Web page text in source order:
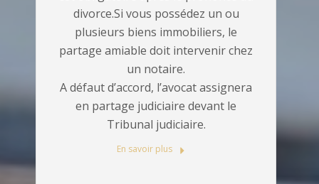
divorce.Si vous possédez un ou
plusieurs biens immobiliers, le
partage amiable doit intervenir chez
un notaire.
A défaut d’accord, l’avocat assignera
en partage judiciaire devant le
Tribunal judiciaire.
En savoir plus